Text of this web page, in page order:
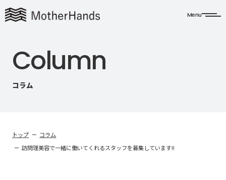
Menu
Column
コラム
トップ
コラム
訪問理美容で一緒に働いてくれるスタッフを募集しています!!